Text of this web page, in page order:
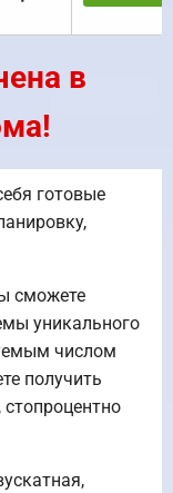
в
готовые
сможете
уникального
числом
получить